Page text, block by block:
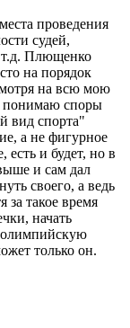
проведения
судей,
т.д. Плющенко
на порядок
на всю мою
понимаю споры
вид спорта"
а не фигурное
и будет, но в
и сам дал
своего, а ведь
за такое время
начать
олимпийскую
только он.